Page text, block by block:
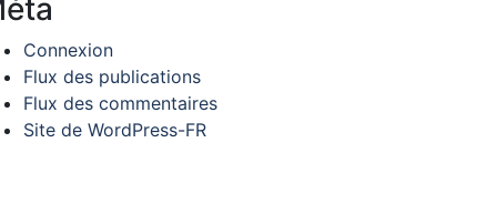
Connexion
Flux des publications
Flux des commentaires
Site de WordPress-FR